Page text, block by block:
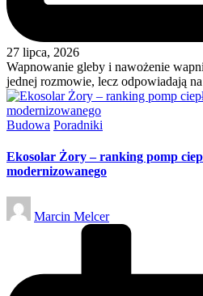
27 lipca, 2026
Wapnowanie gleby i nawożenie
jednej rozmowie, lecz odpowiadają
Posted
Budowa Poradniki
Ekosolar Żory – ranking pomp
modernizowanego
Posted
by
Marcin Melcer